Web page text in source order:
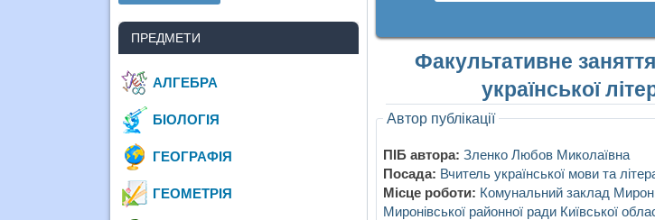
Факультативне
української
Автор публікації
ПІБ автора: Зленко Любов Миколаївна
Посада: Вчитель української мови та
Місце роботи: Комунальний заклад
Миронівської районної ради Київської
ПРЕДМЕТИ
АЛГЕБРА
БІОЛОГІЯ
ГЕОГРАФІЯ
ГЕОМЕТРІЯ